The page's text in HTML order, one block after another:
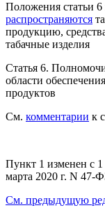
Положения статьи 6
распространяются
продукцию,
табачные изделия
Статья 6.
области
продуктов
См. комментарии к
Пункт 1 изменен с
марта 2020 г. N 47-
См. предыдущую